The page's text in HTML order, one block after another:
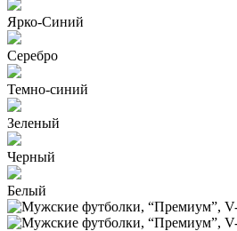
Ярко-Синий
Серебро
Темно-синий
Зеленый
Черный
Белый